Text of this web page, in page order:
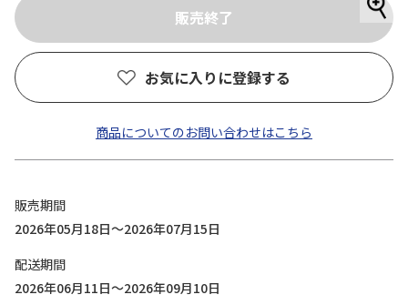
お気に入りに登録する
商品についてのお問い合わせはこちら
販売期間
2026年05月18日～2026年07月15日
配送期間
2026年06月11日～2026年09月10日